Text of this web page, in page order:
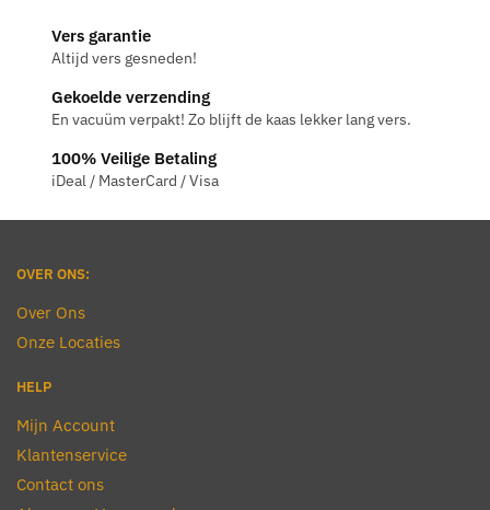
Vers garantie
Altijd vers gesneden!
Gekoelde verzending
En vacuüm verpakt! Zo blijft de kaas lekker lang vers.
100% Veilige Betaling
iDeal / MasterCard / Visa
OVER ONS:
Over Ons
Onze Locaties
HELP
Mijn Account
Klantenservice
Contact ons